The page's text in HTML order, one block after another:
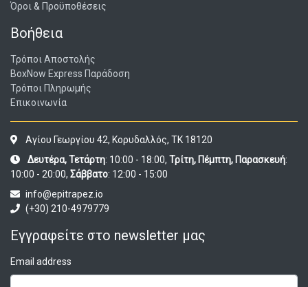
Όροι & Προϋποθέσεις
Βοήθεια
Τρόποι Αποστολής
BoxNow Express Παράδοση
Τρόποι Πληρωμής
Επικοινωνία
Αγίου Γεωργίου 42, Κορυδαλλός, ΤΚ 18120
Δευτέρα, Τετάρτη: 10:00 - 18:00, Τρίτη, Πέμπτη, Παρασκευή:
10:00 - 20:00, Σάββατο: 12:00 - 15:00
info@epitrapez.io
(+30) 210-4979779
Εγγραφείτε στο newsletter μας
Email address